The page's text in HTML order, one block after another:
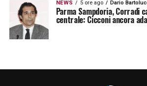
NEWS 5 ore ago Dario
Parma Sampdoria, Corradi
centrale: Cicconi ancora